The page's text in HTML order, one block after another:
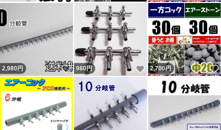
2,980円 いいね！
980円 いいね！
2,700円